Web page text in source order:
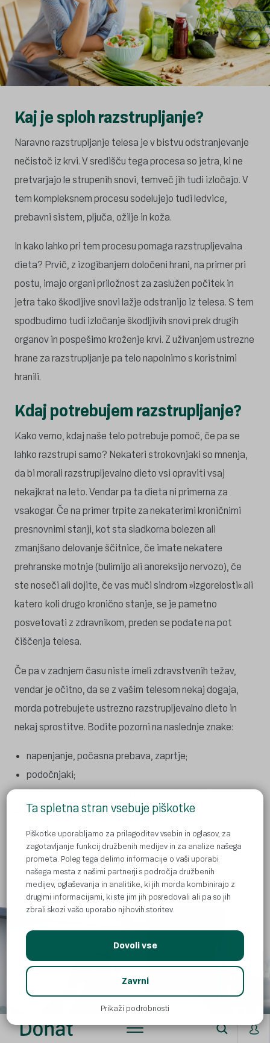
Ta spletna stran vsebuje piškotke
Piškotke uporabljamo za prilagoditev vsebin in oglasov, za
zagotavljanje funkcij družbenih medijev in za analize našega
prometa. Poleg tega delimo informacije o vaši uporabi
našega mesta z našimi partnerji s področja družbenih
medijev, oglaševanja in analitike, ki jih morda kombinirajo z
drugimi informacijami, ki ste jim jih posredovali ali pa so jih
zbrali skozi vašo uporabo njihovih storitev.
Dovoli vse
Zavrni
Prikaži podrobnosti
Kaj je sploh razstrupljanje?
Naravno razstrupljanje telesa je v bistvu odstranjevanje
nečistoč iz krvi. V središču tega procesa so jetra, ki ne
pretvarjajo le strupenih snovi, temveč jih tudi izločajo. V
tem kompleksnem procesu sodelujejo tudi ledvice,
prebavni sistem, pljuča, ožilje in koža.
In kako lahko pri tem procesu pomaga razstrupljevalna
dieta? Prvič, z izogibanjem določeni hrani, na primer pri
postu, imajo organi priložnost za zaslužen počitek in
jetra tako škodljive snovi lažje odstranijo iz telesa. S tem
spodbudimo tudi izločanje škodljivih snovi prek drugih
organov in pospešimo kroženje krvi. Z uživanjem ustrezne
hrane za razstrupljanje pa telo napolnimo s koristnimi
hranili.
Kdaj potrebujem razstrupljanje?
Kako vemo, kdaj naše telo potrebuje pomoč, če pa se
lahko razstrupi samo? Nekateri strokovnjaki so mnenja,
da bi morali razstrupljevalno dieto vsi opraviti vsaj
nekajkrat na leto. Vendar pa ta dieta ni primerna za
vsakogar. Če na primer trpite za nekaterimi kroničnimi
presnovnimi stanji, kot sta sladkorna bolezen ali
zmanjšano delovanje ščitnice, če imate nekatere
prehranske motnje (bulimijo ali anoreksijo nervozo), če
ste noseči ali dojite, če vas muči sindrom »izgorelosti« ali
katero koli drugo kronično stanje, se je pametno
posvetovati z zdravnikom, preden se podate na pot
čiščenja telesa.
Če pa v zadnjem času niste imeli zdravstvenih težav,
vendar je očitno, da se z vašim telesom nekaj dogaja,
morda potrebujete ustrezno razstrupljevalno dieto in
nekaj sprostitve. Bodite pozorni na naslednje znake:
napenjanje, počasna prebava, zaprtje;
podočnjaki;
povečana dovzetnost za okužbe ali alergije;
obdobja nerazložljive utrujenosti;
nezmožnost osredotočanja.
Sledi nekaj domačih razstrupljevalnih metod, ki lahko
služijo kot prva obrambna linija.